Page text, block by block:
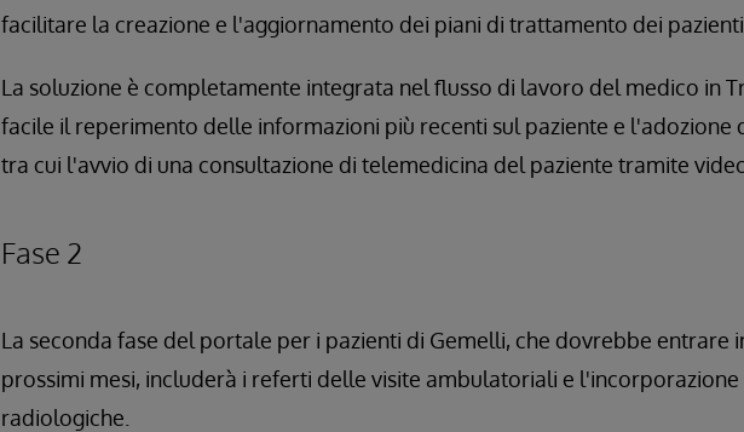
facilitare la creazione e l'aggiornamento dei piani di trattamento dei pazienti.
La soluzione è completamente integrata nel flusso di lavoro del medico in
facile il reperimento delle informazioni più recenti sul paziente e l'adozione
tra cui l'avvio di una consultazione di telemedicina del paziente tramite
Fase 2
La seconda fase del portale per i pazienti di Gemelli, che dovrebbe entrare
prossimi mesi, includerà i referti delle visite ambulatoriali e
radiologiche.